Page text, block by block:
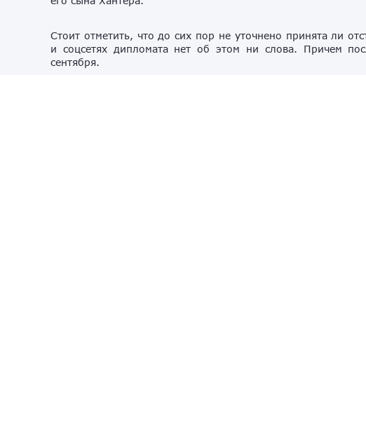
Стоит отметить, что до сих пор не уточнено принята ли
и соцсетях дипломата нет об этом ни слова. Причем
сентября.